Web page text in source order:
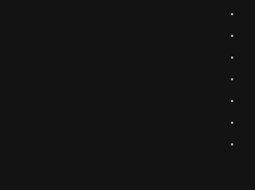
.
.
.
.
.
.
.